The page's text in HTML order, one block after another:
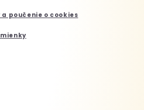
poučenie o cookies